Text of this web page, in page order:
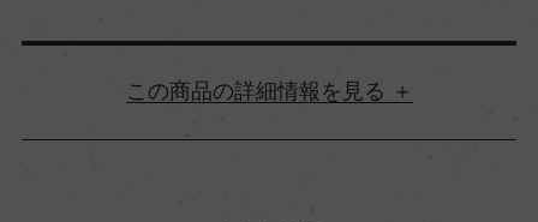
詳細情報